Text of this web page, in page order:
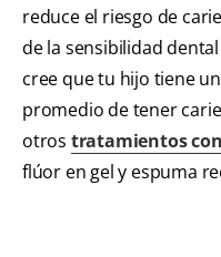
reduce el riesgo de
de la sensibilidad
cree que tu hijo tiene
promedio de tener
otros tratamientos
flúor en gel y espuma